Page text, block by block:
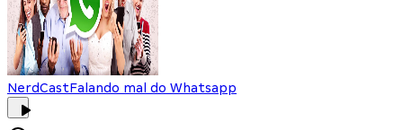
NerdCastFalando mal do Whatsapp